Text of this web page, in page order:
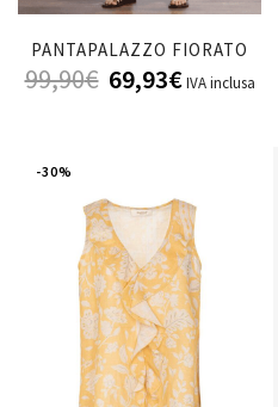
PANTAPALAZZO FIORATO
99,90€ 69,93€ IVA inclusa
-30%